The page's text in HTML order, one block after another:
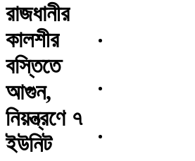
রাজধানীর
কালশীর
বস্তিতে
আগুন,
নিয়ন্ত্রণে ৭
ইউনিট